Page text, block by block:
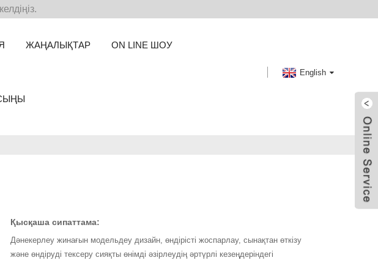
ЖАҢАЛЫҚТАР ON LINE ШОУ
English
Қысқаша сипаттама:
Дәнекерлеу жинағын модельдеу дизайн, өндірісті жоспарлау, сынақтан өткізу
және өндіруді тексеру сияқты өнімді әзірлеудің әртүрлі кезеңдеріндегі